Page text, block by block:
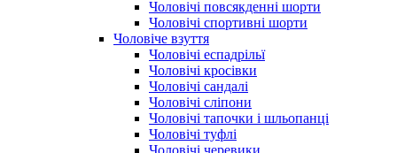
Чоловічі повсякденні шорти
Чоловічі спортивні шорти
Чоловіче взуття
Чоловічі еспадрільї
Чоловічі кросівки
Чоловічі сандалі
Чоловічі сліпони
Чоловічі тапочки і шльопанці
Чоловічі туфлі
Чоловічі черевики